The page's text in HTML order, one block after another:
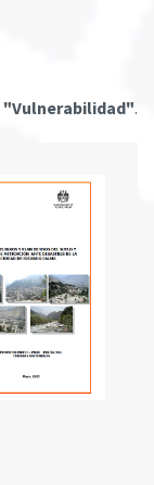
"Vulnerabilidad".